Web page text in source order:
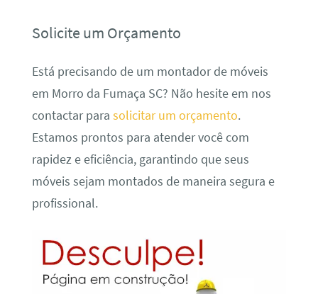
Solicite um Orçamento
Está precisando de um montador de móveis
em Morro da Fumaça SC? Não hesite em nos
contactar para solicitar um orçamento.
Estamos prontos para atender você com
rapidez e eficiência, garantindo que seus
móveis sejam montados de maneira segura e
profissional.